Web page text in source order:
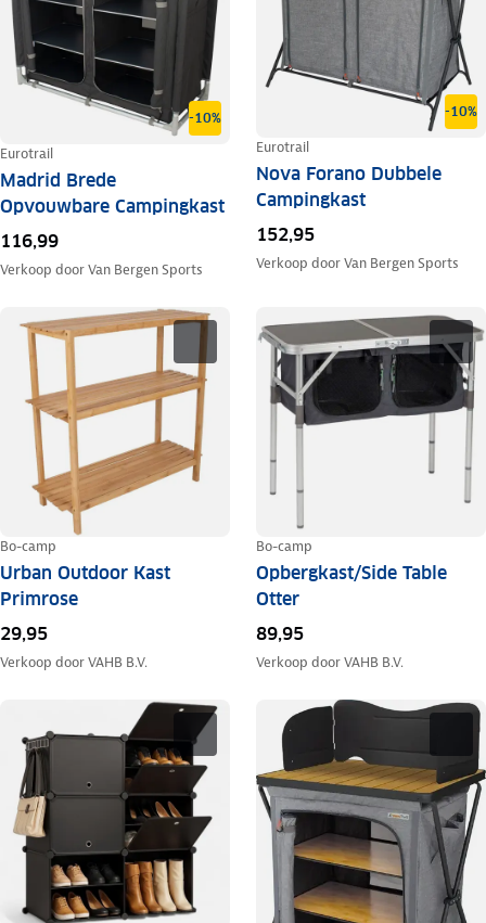
-10%
Eurotrail
Madrid Brede
Opvouwbare Campingkast
116,99
Verkoop doorVan Bergen Sports
-10%
Eurotrail
Nova Forano Dubbele
Campingkast
152,95
Verkoop doorVan Bergen Sports
Bo-camp
Urban Outdoor Kast
Primrose
29,95
Verkoop doorVAHB B.V.
Bo-camp
Opbergkast/Side Table
Otter
89,95
Verkoop doorVAHB B.V.